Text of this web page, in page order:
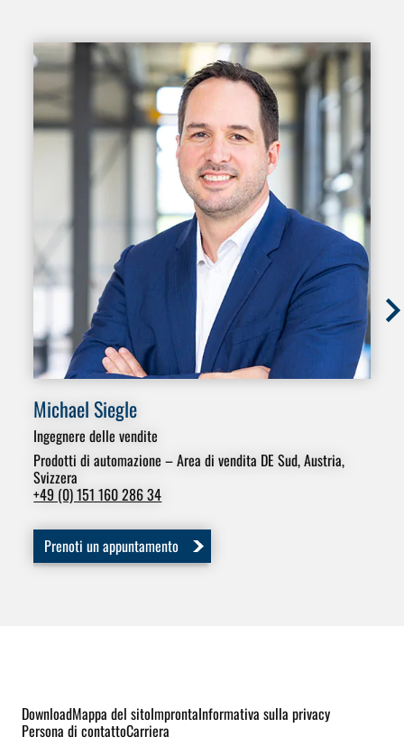
Michael Siegle
Ingegnere delle vendite
Prodotti di automazione – Area di vendita DE Sud, Austria,
Svizzera
+49 (0) 151 160 286 34
Prenoti un appuntamento
DownloadMappa del sitoImprontaInformativa sulla privacy
Persona di contattoCarriera